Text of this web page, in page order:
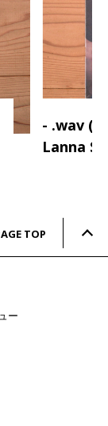
- .wav
Lanna
TOP
ー